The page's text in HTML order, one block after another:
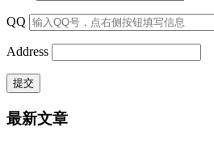
QQ
Address
最新文章